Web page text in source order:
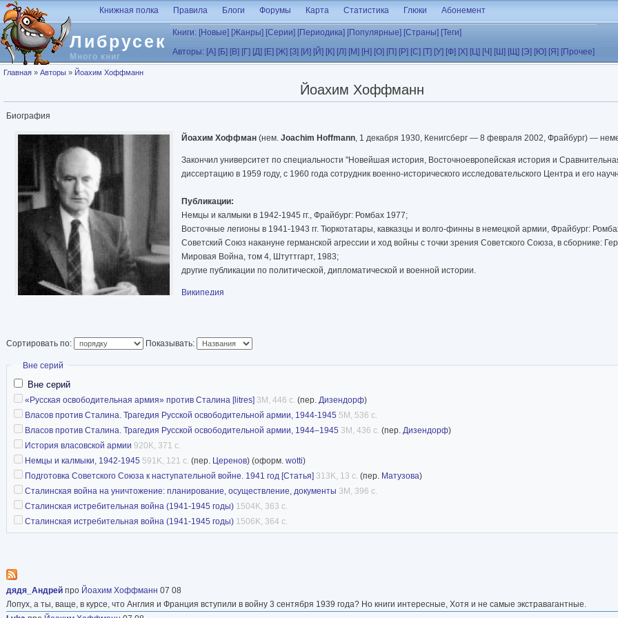
Перейти к основному содержанию
Либрусек
Много книг
Книжная полка Правила Блоги Форумы Карта Статистика Глюки Абонемент
Книги: [Новые] [Жанры] [Серии] [Периодика] [Популярные] [Страны] [Теги]
Авторы: [А] [Б] [В] [Г] [Д] [Е] [Ж] [З] [И] [Й] [К] [Л] [М] [Н] [О] [П] [Р] [С] [Т] [У] [Ф] [Х] [Ц] [Ч] [Ш] [Щ] [Э] [Ю] [Я] [Прочее]
Вы здесь
Главная » Авторы » Йоахим Хоффманн
Йоахим Хоффманн
Биография
Йоахим Хоффман (нем. Joachim Hoffmann, 1 декабря 1930, Кенигсберг — 8 февраля 2002, Фрайбург) —
Закончил университет по специальности "Новейшая история, Восточноевропейская история и
диссертацию в 1959 году, с 1960 года сотрудник военно-исторического исследовательского Центра и его
Публикации:
Немцы и калмыки в 1942-1945 гг., Фрайбург: Ромбах 1977;
Восточные легионы в 1941-1943 гг. Тюркотатары, кавказцы и волгo-финны в немецкой армии, Фрайбург:
Советский Союз накануне германской агрессии и ход войны с точки зрения Советского Союза, в сборнике:
Мировая Война, том 4, Штуттгарт, 1983;
другие публикации по политической, дипломатической и военной истории.
Википедия
Сортировать по: Показывать:
Скрыть
Вне серий
Вне серий
«Русская освободительная армия» против Сталина [litres] 3M, 446 с. (пер. Дизендорф)
Власов против Сталина. Трагедия Русской освободительной армии, 1944-1945 5M, 536 с.
Власов против Сталина. Трагедия Русской освободительной армии, 1944–1945 3M, 436 с. (пер. Дизендорф)
История власовской армии 920K, 371 с.
Немцы и калмыки, 1942-1945 591K, 121 с. (пер. Церенов) (оформ. wotti)
Подготовка Советского Союза к наступательной войне. 1941 год [Статья] 313K, 13 с. (пер. Матузова)
Сталинская война на уничтожение: планирование, осуществление, документы 3M, 396 с.
Сталинская истребительная война (1941-1945 годы) 1504K, 363 с.
Сталинская истребительная война (1941-1945 годы) 1506K, 364 с.
дядя_Андрей про Йоахим Хоффманн 07 08
Лопух, а ты, ваще, в курсе, что Англия и Франция вступили в войну 3 сентября 1939 года? Но книги интересные, Хотя и не самые экстравагантные.